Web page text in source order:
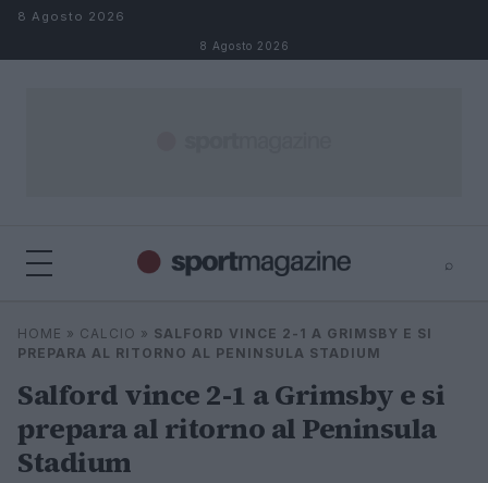
Salta al contenuto
8 Agosto 2026
8 Agosto 2026
⌕
Cerca
⌕
HOME » CALCIO » SALFORD VINCE 2-1 A GRIMSBY E SI
PREPARA AL RITORNO AL PENINSULA STADIUM
Salford vince 2-1 a Grimsby e si
prepara al ritorno al Peninsula
Stadium